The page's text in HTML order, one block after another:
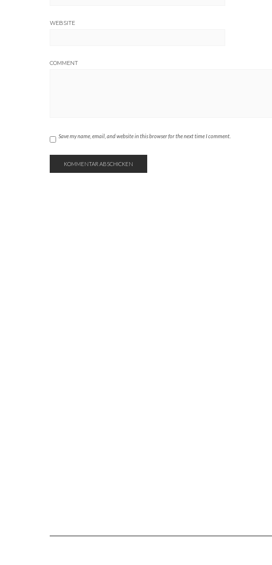
WEBSITE
COMMENT
Save my name, email, and website in this browser for the next time I comment.